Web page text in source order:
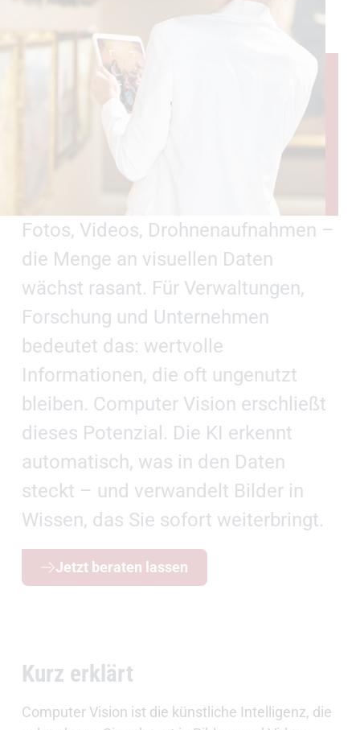
Fotos, Videos, Drohnenaufnahmen –
die Menge an visuellen Daten
wächst rasant. Für Verwaltungen,
Forschung und Unternehmen
bedeutet das: wertvolle
Informationen, die oft ungenutzt
bleiben. Computer Vision erschließt
dieses Potenzial. Die KI erkennt
automatisch, was in den Daten
steckt – und verwandelt Bilder in
Wissen, das Sie sofort weiterbringt.
Jetzt beraten lassen
Kurz erklärt
Computer Vision ist die künstliche Intelligenz, die